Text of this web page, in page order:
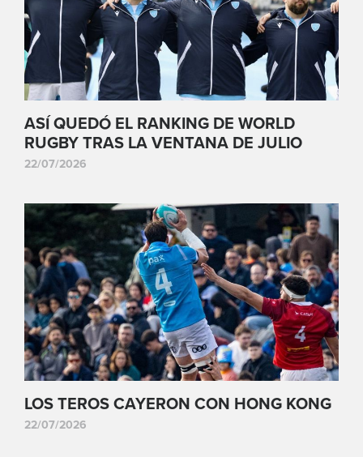
ASÍ QUEDÓ EL RANKING DE WORLD
RUGBY TRAS LA VENTANA DE JULIO
22/07/2026
LOS TEROS CAYERON CON HONG KONG
22/07/2026